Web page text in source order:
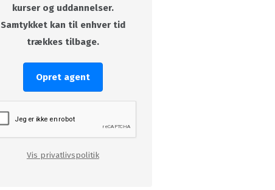
kurser og uddannelser.
Samtykket kan til enhver tid
trækkes tilbage.
Opret agent
Vis privatlivspolitik